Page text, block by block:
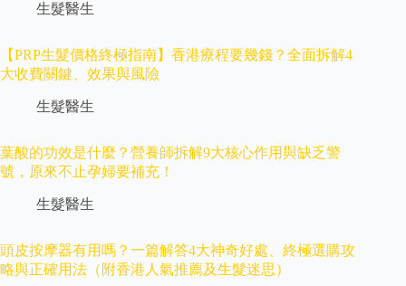
生髮醫生
【PRP生髮價格終極指南】香港療程要幾錢？全面拆解4
大收費關鍵、效果與風險
生髮醫生
葉酸的功效是什麼？營養師拆解9大核心作用與缺乏警
號，原來不止孕婦要補充！
生髮醫生
頭皮按摩器有用嗎？一篇解答4大神奇好處、終極選購攻
略與正確用法（附香港人氣推薦及生髮迷思）